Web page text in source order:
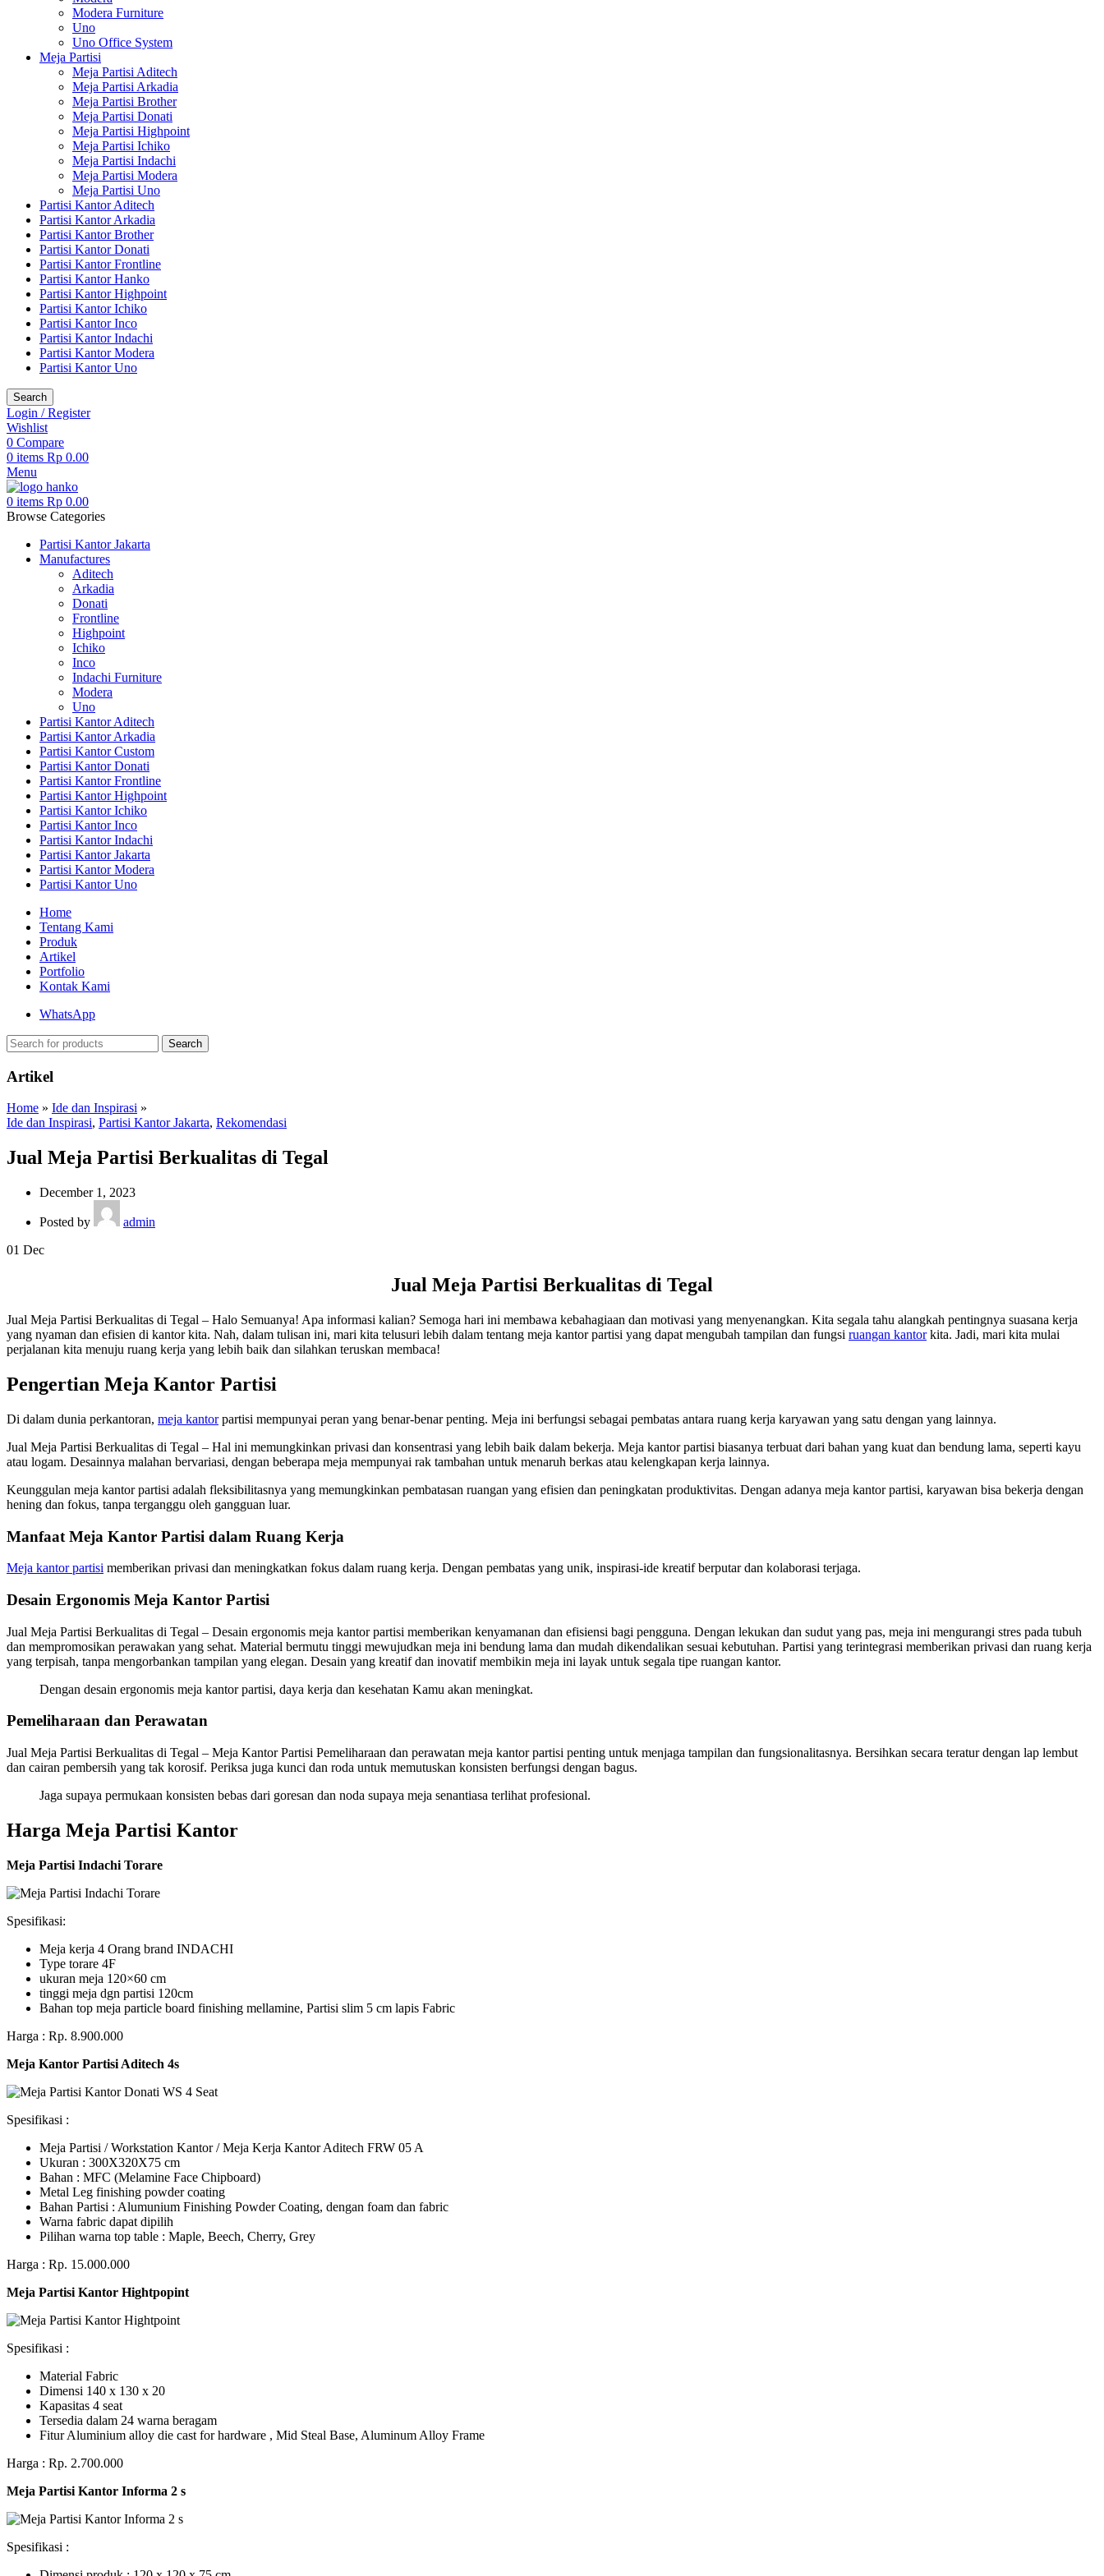
Modera Furniture
Uno
Uno Office System
Meja Partisi
Meja Partisi Aditech
Meja Partisi Arkadia
Meja Partisi Brother
Meja Partisi Donati
Meja Partisi Highpoint
Meja Partisi Ichiko
Meja Partisi Indachi
Meja Partisi Modera
Meja Partisi Uno
Partisi Kantor Aditech
Partisi Kantor Arkadia
Partisi Kantor Brother
Partisi Kantor Donati
Partisi Kantor Frontline
Partisi Kantor Hanko
Partisi Kantor Highpoint
Partisi Kantor Ichiko
Partisi Kantor Inco
Partisi Kantor Indachi
Partisi Kantor Modera
Partisi Kantor Uno
Search
Login / Register
Wishlist
0 Compare
0 items Rp 0.00
Menu
0 items Rp 0.00
Browse Categories
Partisi Kantor Jakarta
Manufactures
Aditech
Arkadia
Donati
Frontline
Highpoint
Ichiko
Inco
Indachi Furniture
Modera
Uno
Partisi Kantor Aditech
Partisi Kantor Arkadia
Partisi Kantor Custom
Partisi Kantor Donati
Partisi Kantor Frontline
Partisi Kantor Highpoint
Partisi Kantor Ichiko
Partisi Kantor Inco
Partisi Kantor Indachi
Partisi Kantor Jakarta
Partisi Kantor Modera
Partisi Kantor Uno
Home
Tentang Kami
Produk
Artikel
Portfolio
Kontak Kami
WhatsApp
Search
Artikel
Home » Ide dan Inspirasi »
Ide dan Inspirasi, Partisi Kantor Jakarta, Rekomendasi
Jual Meja Partisi Berkualitas di Tegal
December 1, 2023
Posted by
admin
01 Dec
Jual Meja Partisi Berkualitas di Tegal
Jual Meja Partisi Berkualitas di Tegal – Halo Semuanya! Apa informasi kalian? Semoga hari ini membawa kebahagiaan dan motivasi yang menyenangkan. Kita segala tahu alangkah pentingnya suasana kerja
yang nyaman dan efisien di kantor kita. Nah, dalam tulisan ini, mari kita telusuri lebih dalam tentang meja kantor partisi yang dapat mengubah tampilan dan fungsi ruangan kantorkita. Jadi, mari kita mulai
perjalanan kita menuju ruang kerja yang lebih baik dan silahkan teruskan membaca!
Pengertian Meja Kantor Partisi
Di dalam dunia perkantoran, meja kantorpartisi mempunyai peran yang benar-benar penting. Meja ini berfungsi sebagai pembatas antara ruang kerja karyawan yang satu dengan yang lainnya.
Jual Meja Partisi Berkualitas di Tegal – Hal ini memungkinkan privasi dan konsentrasi yang lebih baik dalam bekerja. Meja kantor partisi biasanya terbuat dari bahan yang kuat dan bendung lama, seperti kayu
atau logam. Desainnya malahan bervariasi, dengan beberapa meja mempunyai rak tambahan untuk menaruh berkas atau kelengkapan kerja lainnya.
Keunggulan meja kantor partisi adalah fleksibilitasnya yang memungkinkan pembatasan ruangan yang efisien dan peningkatan produktivitas. Dengan adanya meja kantor partisi, karyawan bisa bekerja dengan
hening dan fokus, tanpa terganggu oleh gangguan luar.
Manfaat Meja Kantor Partisi dalam Ruang Kerja
Meja kantor partisi memberikan privasi dan meningkatkan fokus dalam ruang kerja. Dengan pembatas yang unik, inspirasi-ide kreatif berputar dan kolaborasi terjaga.
Desain Ergonomis Meja Kantor Partisi
Jual Meja Partisi Berkualitas di Tegal – Desain ergonomis meja kantor partisi memberikan kenyamanan dan efisiensi bagi pengguna. Dengan lekukan dan sudut yang pas, meja ini mengurangi stres pada tubuh
dan mempromosikan perawakan yang sehat. Material bermutu tinggi mewujudkan meja ini bendung lama dan mudah dikendalikan sesuai kebutuhan. Partisi yang terintegrasi memberikan privasi dan ruang kerja
yang terpisah, tanpa mengorbankan tampilan yang elegan. Desain yang kreatif dan inovatif membikin meja ini layak untuk segala tipe ruangan kantor.
Dengan desain ergonomis meja kantor partisi, daya kerja dan kesehatan Kamu akan meningkat.
Pemeliharaan dan Perawatan
Jual Meja Partisi Berkualitas di Tegal – Meja Kantor Partisi Pemeliharaan dan perawatan meja kantor partisi penting untuk menjaga tampilan dan fungsionalitasnya. Bersihkan secara teratur dengan lap lembut
dan cairan pembersih yang tak korosif. Periksa juga kunci dan roda untuk memutuskan konsisten berfungsi dengan bagus.
Jaga supaya permukaan konsisten bebas dari goresan dan noda supaya meja senantiasa terlihat profesional.
Harga Meja Partisi Kantor
Meja Partisi Indachi Torare
Spesifikasi:
Meja kerja 4 Orang brand INDACHI
Type torare 4F
ukuran meja 120×60 cm
tinggi meja dgn partisi 120cm
Bahan top meja particle board finishing mellamine, Partisi slim 5 cm lapis Fabric
Harga : Rp. 8.900.000
Meja Kantor Partisi Aditech 4s
Spesifikasi :
Meja Partisi / Workstation Kantor / Meja Kerja Kantor Aditech FRW 05 A
Ukuran : 300X320X75 cm
Bahan : MFC (Melamine Face Chipboard)
Metal Leg finishing powder coating
Bahan Partisi : Alumunium Finishing Powder Coating, dengan foam dan fabric
Warna fabric dapat dipilih
Pilihan warna top table : Maple, Beech, Cherry, Grey
Harga : Rp. 15.000.000
Meja Partisi Kantor Hightpopint
Spesifikasi :
Material Fabric
Dimensi 140 x 130 x 20
Kapasitas 4 seat
Tersedia dalam 24 warna beragam
Fitur Aluminium alloy die cast for hardware , Mid Steal Base, Aluminum Alloy Frame
Harga : Rp. 2.700.000
Meja Partisi Kantor Informa 2 s
Spesifikasi :